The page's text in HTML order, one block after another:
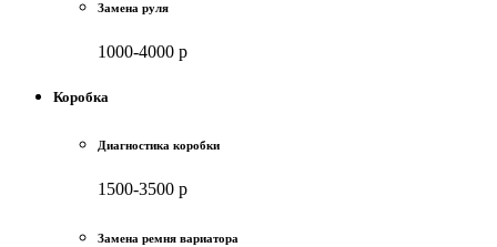
Замена руля
1000-4000 р
Коробка
Диагностика коробки
1500-3500 р
Замена ремня вариатора